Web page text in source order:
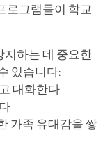
로그램들이 학교
지하는 데 중요한
있습니다:
대화한다
가족 유대감을 쌓